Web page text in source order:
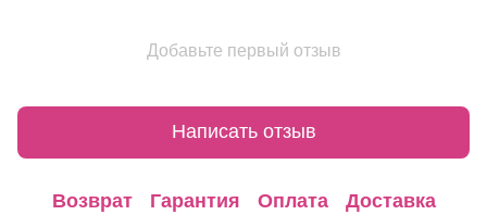
Добавьте первый отзыв
Написать отзыв
Возврат Гарантия Оплата Доставка